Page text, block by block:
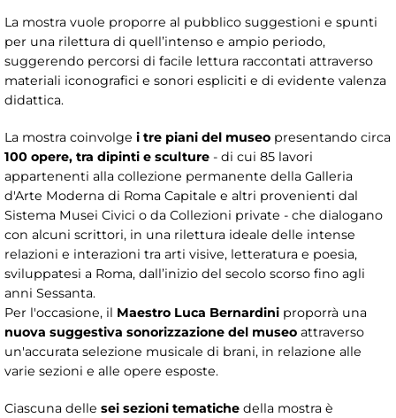
La mostra vuole proporre al pubblico suggestioni e spunti
per una rilettura di quell’intenso e ampio periodo,
suggerendo percorsi di facile lettura raccontati attraverso
materiali iconografici e sonori espliciti e di evidente valenza
didattica.
La mostra coinvolge i tre piani del museo presentando circa
100 opere, tra dipinti e sculture - di cui 85 lavori
appartenenti alla collezione permanente della Galleria
d'Arte Moderna di Roma Capitale e altri provenienti dal
Sistema Musei Civici o da Collezioni private - che dialogano
con alcuni scrittori, in una rilettura ideale delle intense
relazioni e interazioni tra arti visive, letteratura e poesia,
sviluppatesi a Roma, dall’inizio del secolo scorso fino agli
anni Sessanta.
Per l'occasione, il Maestro Luca Bernardini proporrà una
nuova suggestiva sonorizzazione del museo attraverso
un'accurata selezione musicale di brani, in relazione alle
varie sezioni e alle opere esposte.
Ciascuna delle sei sezioni tematiche della mostra è